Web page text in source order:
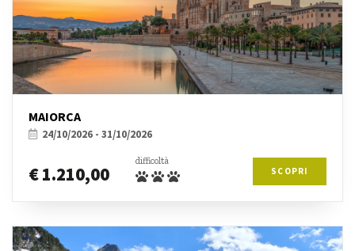
MAIORCA
24/10/2026 - 31/10/2026
€ 1.210,00
difficoltà
SCOPRI